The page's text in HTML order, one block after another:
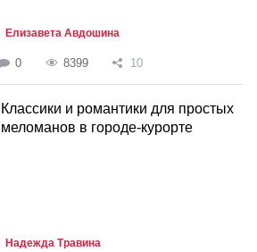
Елизавета Авдошина
0 8399 10
Классики и романтики для простых
меломанов в городе-курорте
Надежда Травина